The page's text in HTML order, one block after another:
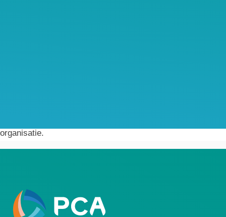
organisatie.